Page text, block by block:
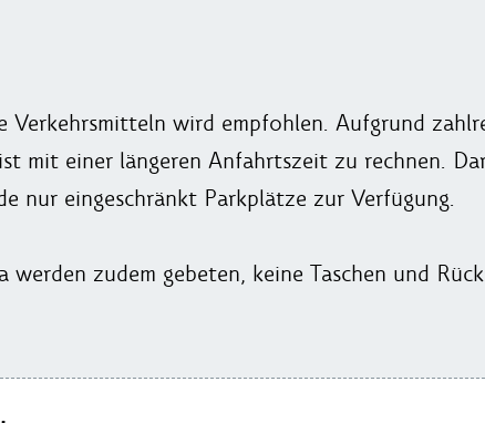
wird empfohlen. Aufgrund
mit einer längeren Anfahrtszeit zu rechnen.
nur eingeschränkt Parkplätze zur Verfügung.
werden zudem gebeten, keine Taschen und